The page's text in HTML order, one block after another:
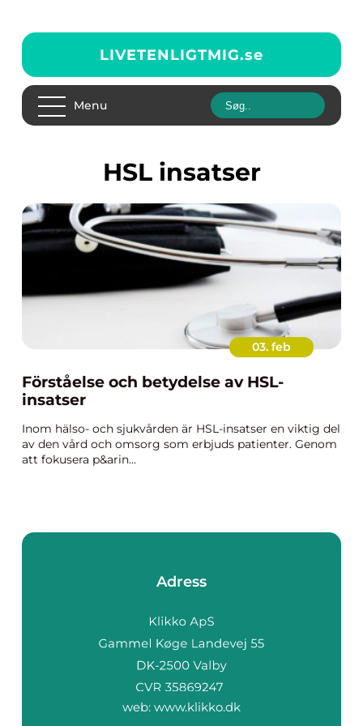
LIVETENLIGTMIG.se
Menu
HSL insatser
03. feb
Förståelse och betydelse av HSL-
insatser
Inom hälso- och sjukvården är HSL-insatser en viktig del
av den vård och omsorg som erbjuds patienter. Genom
att fokusera p&arin...
Adress
web: www.klikko.dk